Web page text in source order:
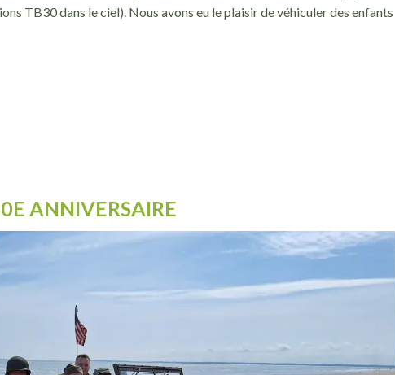
TB30 dans le ciel). Nous avons eu le plaisir de véhiculer des enfants
ANNIVERSAIRE